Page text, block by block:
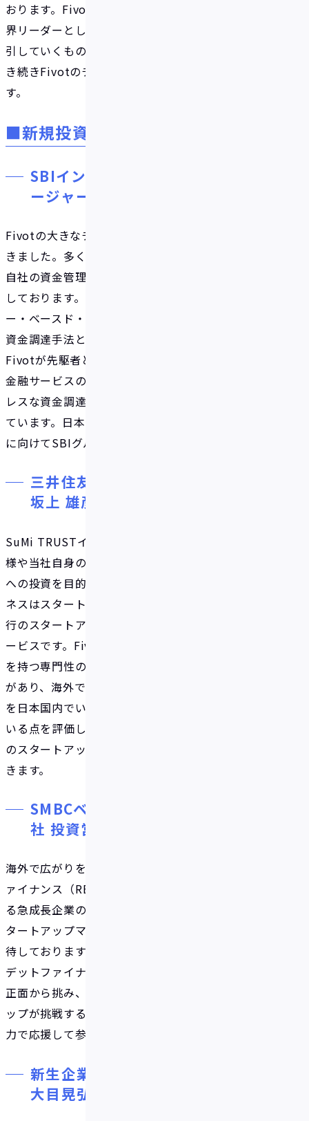
おります。Fivotの提供するFlex Capitalが今後も業
界リーダーとしてベンチャー業界全体の成長をけん
引していくものと信じています。Angel Bridgeは引
き続きFivotのチャレンジを全力でご支援して参りま
す。
■新規投資家
SBIインベストメント株式会社 マネ
ージャー 小野晃輝様
Fivotの大きなチャレンジに共感し出資させていただ
きました。多くの企業がマーケティングやセールス、
自社の資金管理など様々なクラウドサービスを利用
しております。このようなデータを活用したレベニュ
ー・ベースド・ファイナンス（RBF）は海外で新たな
資金調達手法として注目を集めており、日本では
Fivotが先駆者として取り組んでいます。RBFは法人
金融サービスのDXであると感じていますし、シーム
レスな資金調達体験が広がっていくことにワクワクし
ています。日本の新しいチャレンジャーバンクの実現
に向けてSBIグループ一体となり支援していきます。
三井住友信託銀行 常務執行役員
坂上 雄彦様
SuMi TRUSTイノベーションファンドは当社のお客
様や当社自身の課題解決に貢献する技術・サービス
への投資を目的として設立されました。Fivotのビジ
ネスはスタートアップの資金調達の課題、および銀
行のスタートアップ向け融資の課題を解決できるサ
ービスです。Fivotには金融とITのバックグラウンド
を持つ専門性の高いメンバーから構成されるチーム
があり、海外での伸長が著しいRBFのビジネスモデル
を日本国内でいち早く立ち上げ、ビジネス拡大をして
いる点を評価し出資しました。本出資を梃子に日本
のスタートアップの資金調達の多様化に貢献してい
きます。
SMBCベンチャーキャピタル株式会
社 投資営業第二部 次長 山内心吾様
海外で広がりを見せているレベニュー・ベースド・フ
ァイナンス（RBF）は、スタートアップをはじめとす
る急成長企業の資金調達手段の多様化を果たし、ス
タートアップマーケットの拡大を支えていくものと期
待しております。エクイティファイナンスと伝統的な
デットファイナンスで解決しきれていない課題に真
正面から挑み、新たな金融プロダクトでスタートア
ップが挑戦する機会を提供する、Fivot社の成長を全
力で応援して参ります。
新生企業投資株式会社 ディレクター
大目晃弘様